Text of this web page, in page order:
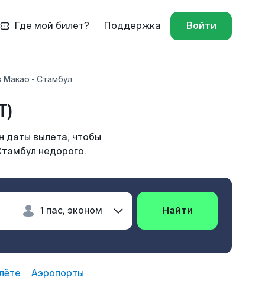
Где мой билет? Поддержка Войти
Макао - Стамбул
даты вылета, чтобы
недорого.
Найти
Аэропорты